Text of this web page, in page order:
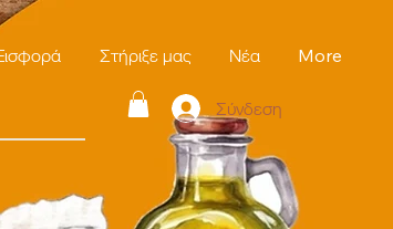
Στήριξε μας Νέα More
Σύνδεση